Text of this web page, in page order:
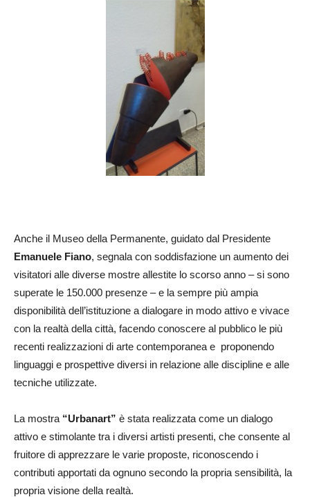
Anche il Museo della Permanente, guidato dal Presidente
Emanuele Fiano, segnala con soddisfazione un aumento dei
visitatori alle diverse mostre allestite lo scorso anno – si sono
superate le 150.000 presenze – e la sempre più ampia
disponibilità dell’istituzione a dialogare in modo attivo e vivace
con la realtà della città, facendo conoscere al pubblico le più
recenti realizzazioni di arte contemporanea e proponendo
linguaggi e prospettive diversi in relazione alle discipline e alle
tecniche utilizzate.
La mostra “Urbanart” è stata realizzata come un dialogo
attivo e stimolante tra i diversi artisti presenti, che consente al
fruitore di apprezzare le varie proposte, riconoscendo i
contributi apportati da ognuno secondo la propria sensibilità, la
propria visione della realtà.